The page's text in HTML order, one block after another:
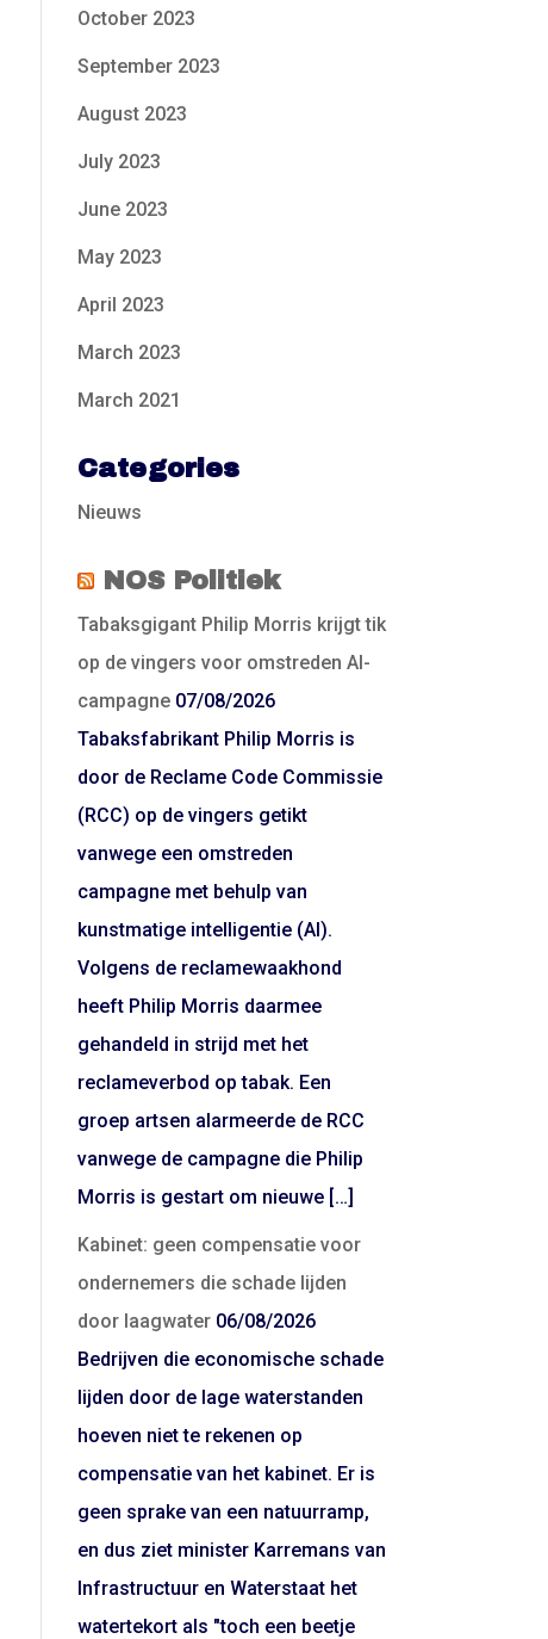
October 2023
September 2023
August 2023
July 2023
June 2023
May 2023
April 2023
March 2023
March 2021
Categories
Nieuws
NOS Politiek
Tabaksgigant Philip Morris krijgt tik
op de vingers voor omstreden AI-
campagne 07/08/2026
Tabaksfabrikant Philip Morris is
door de Reclame Code Commissie
(RCC) op de vingers getikt
vanwege een omstreden
campagne met behulp van
kunstmatige intelligentie (AI).
Volgens de reclamewaakhond
heeft Philip Morris daarmee
gehandeld in strijd met het
reclameverbod op tabak. Een
groep artsen alarmeerde de RCC
vanwege de campagne die Philip
Morris is gestart om nieuwe […]
Kabinet: geen compensatie voor
ondernemers die schade lijden
door laagwater 06/08/2026
Bedrijven die economische schade
lijden door de lage waterstanden
hoeven niet te rekenen op
compensatie van het kabinet. Er is
geen sprake van een natuurramp,
en dus ziet minister Karremans van
Infrastructuur en Waterstaat het
watertekort als "toch een beetje